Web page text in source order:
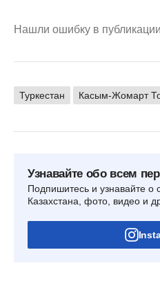
Нашли ошибку в
Туркестан Касым-Жомарт
Узнавайте обо всем
Подпишитесь и узнавайте о
Казахстана, фото, видео и